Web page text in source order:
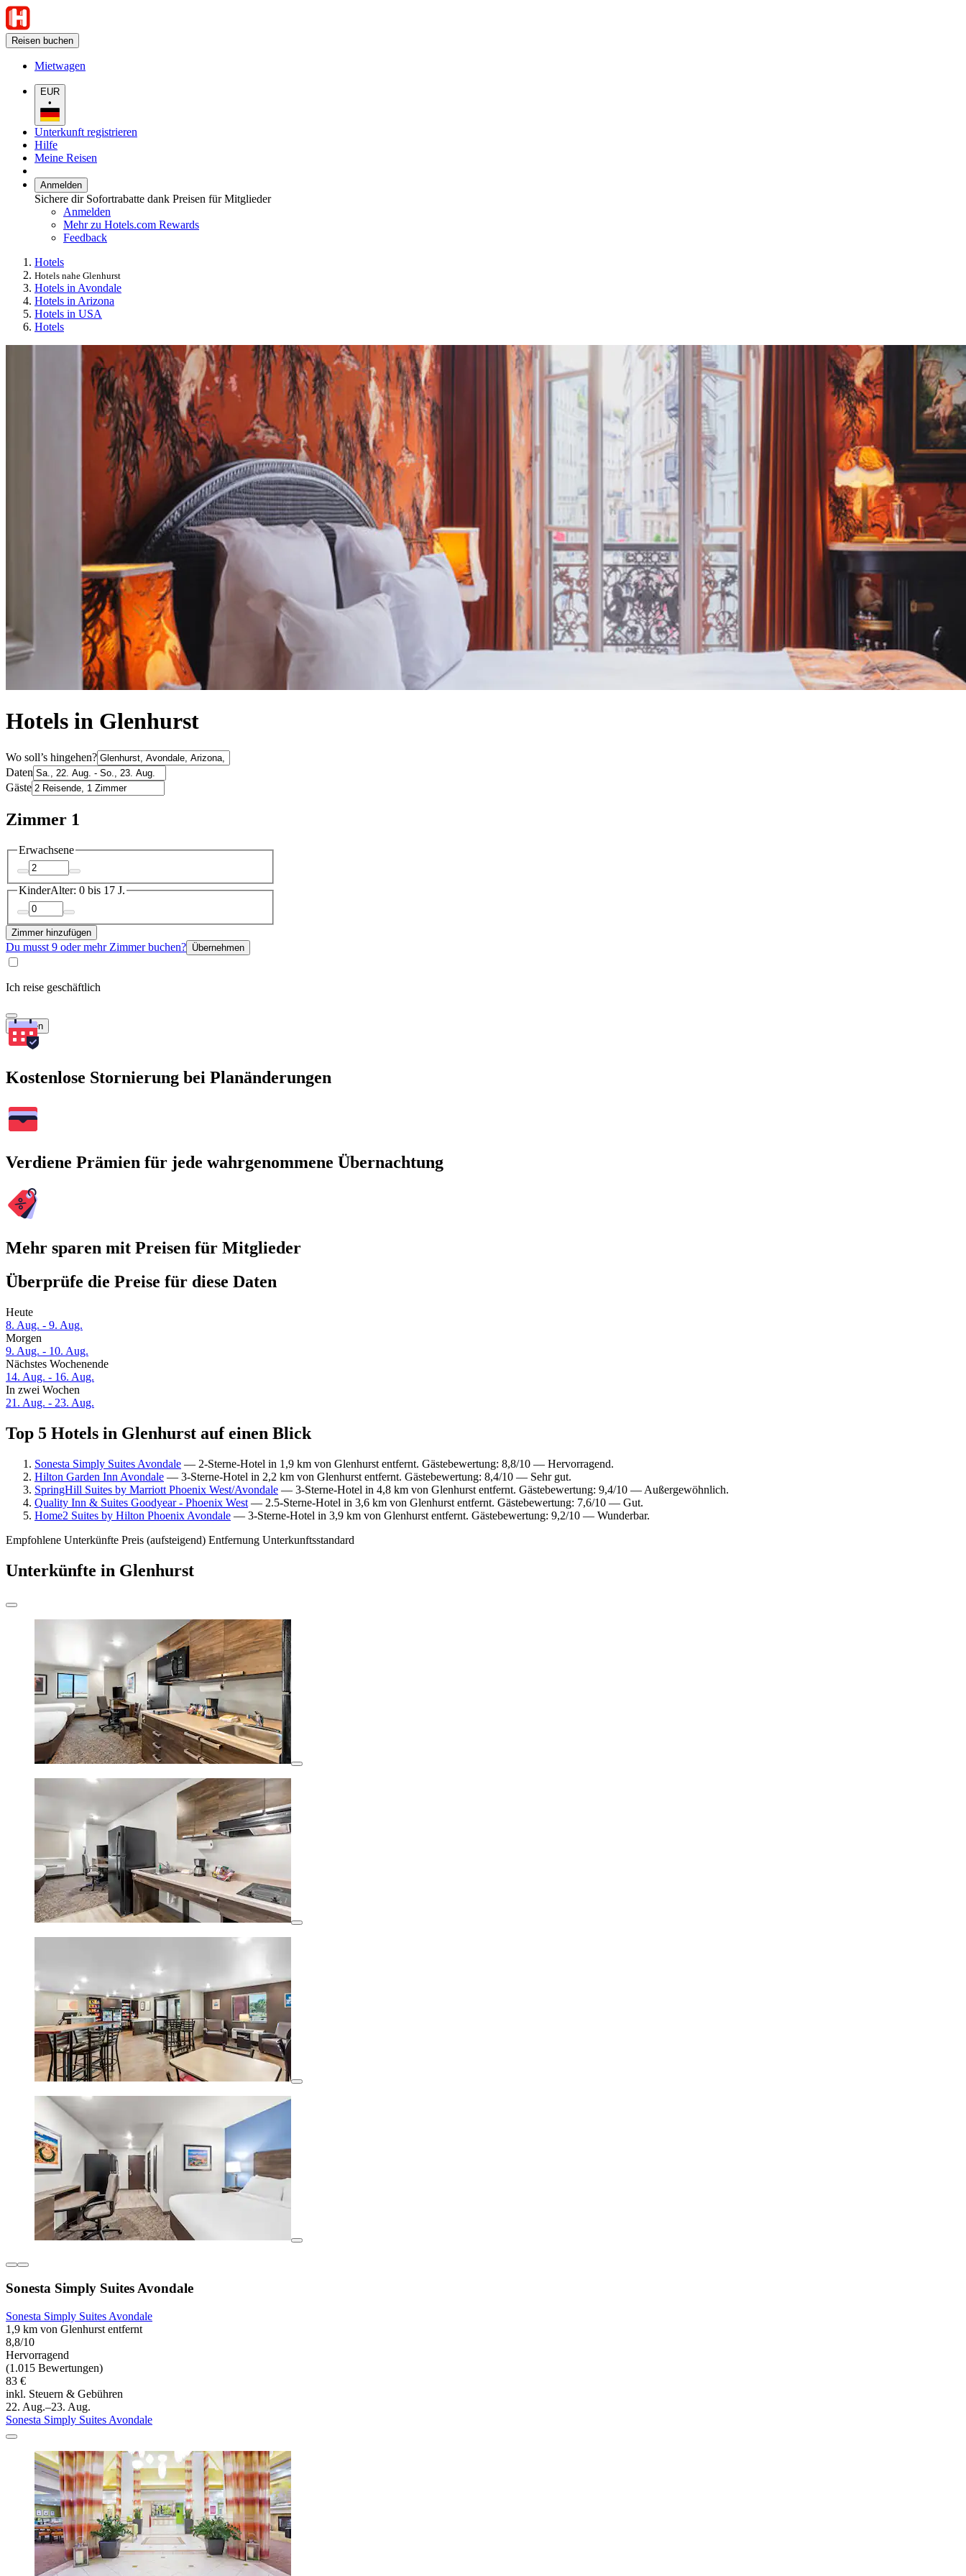
Reisen buchen
Mietwagen
EUR
•
Unterkunft registrieren
Hilfe
Meine Reisen
Anmelden
Sichere dir Sofortrabatte dank Preisen für Mitglieder
Anmelden
Mehr zu Hotels.com Rewards
Feedback
Hotels
Hotels nahe Glenhurst
Hotels in Avondale
Hotels in Arizona
Hotels in USA
Hotels
Hotels in Glenhurst
Wo soll’s hingehen?
Daten
Gäste
Zimmer 1
Erwachsene
KinderAlter: 0 bis 17 J.
Zimmer hinzufügen
Du musst 9 oder mehr Zimmer buchen? Übernehmen
Ich reise geschäftlich
Suchen
Kostenlose Stornierung bei Planänderungen
Verdiene Prämien für jede wahrgenommene Übernachtung
Mehr sparen mit Preisen für Mitglieder
Überprüfe die Preise für diese Daten
Heute
8. Aug. - 9. Aug.
Morgen
9. Aug. - 10. Aug.
Nächstes Wochenende
14. Aug. - 16. Aug.
In zwei Wochen
21. Aug. - 23. Aug.
Top 5 Hotels in Glenhurst auf einen Blick
Sonesta Simply Suites Avondale — 2-Sterne-Hotel in 1,9 km von Glenhurst entfernt. Gästebewertung: 8,8/10 — Hervorragend.
Hilton Garden Inn Avondale — 3-Sterne-Hotel in 2,2 km von Glenhurst entfernt. Gästebewertung: 8,4/10 — Sehr gut.
SpringHill Suites by Marriott Phoenix West/Avondale — 3-Sterne-Hotel in 4,8 km von Glenhurst entfernt. Gästebewertung: 9,4/10 — Außergewöhnlich.
Quality Inn & Suites Goodyear - Phoenix West — 2.5-Sterne-Hotel in 3,6 km von Glenhurst entfernt. Gästebewertung: 7,6/10 — Gut.
Home2 Suites by Hilton Phoenix Avondale — 3-Sterne-Hotel in 3,9 km von Glenhurst entfernt. Gästebewertung: 9,2/10 — Wunderbar.
Empfohlene Unterkünfte Preis (aufsteigend) Entfernung Unterkunftsstandard
Unterkünfte in Glenhurst
Sonesta Simply Suites Avondale
Sonesta Simply Suites Avondale
1,9 km von Glenhurst entfernt
8,8/10
Hervorragend
(1.015 Bewertungen)
83 €
inkl. Steuern & Gebühren
22. Aug.–23. Aug.
Sonesta Simply Suites Avondale